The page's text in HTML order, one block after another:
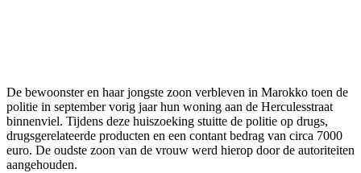
De bewoonster en haar jongste zoon verbleven in Marokko toen de
politie in september vorig jaar hun woning aan de Herculesstraat
binnenviel. Tijdens deze huiszoeking stuitte de politie op drugs,
drugsgerelateerde producten en een contant bedrag van circa 7000
euro. De oudste zoon van de vrouw werd hierop door de autoriteiten
aangehouden.